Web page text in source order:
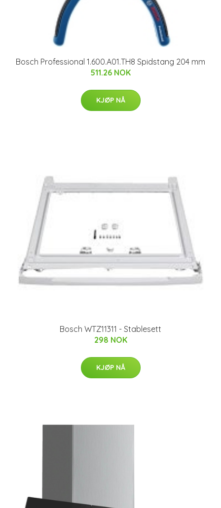
Bosch Professional 1.600.A01.TH8 Spidstang 204 mm
511.26 NOK
KJØP NÅ
Bosch WTZ11311 - Stablesett
298 NOK
KJØP NÅ